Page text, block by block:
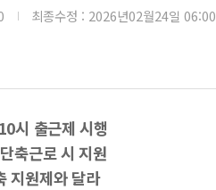
최종수정 : 2026년02월24일 06:00
시 출근제 시행
축근로 시 지원
지원제와 달라